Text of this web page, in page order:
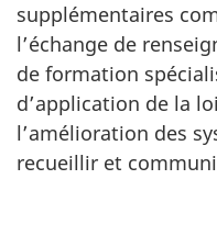
supplémentaires
l’échange de
de formation
d’application de la
l’amélioration des
recueillir et